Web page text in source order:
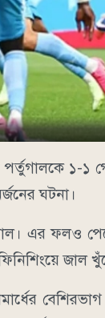
পর্তুগালকে ১-
ঘটনা।
এর ফলও
জাল